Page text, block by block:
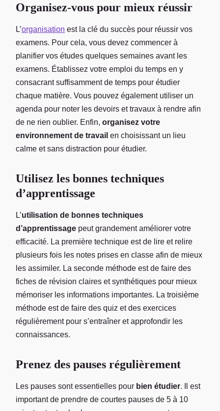
Organisez-vous pour mieux réussir
L’organisation est la clé du succès pour réussir vos
examens. Pour cela, vous devez commencer à
planifier vos études quelques semaines avant les
examens. Établissez votre emploi du temps en y
consacrant suffisamment de temps pour étudier
chaque matière. Vous pouvez également utiliser un
agenda pour noter les devoirs et travaux à rendre afin
de ne rien oublier. Enfin, organisez votre
environnement de travail en choisissant un lieu
calme et sans distraction pour étudier.
Utilisez les bonnes techniques
d’apprentissage
L’utilisation de bonnes techniques
d’apprentissage peut grandement améliorer votre
efficacité. La première technique est de lire et relire
plusieurs fois les notes prises en classe afin de mieux
les assimiler. La seconde méthode est de faire des
fiches de révision claires et synthétiques pour mieux
mémoriser les informations importantes. La troisième
méthode est de faire des quiz et des exercices
régulièrement pour s’entraîner et approfondir les
connaissances.
Prenez des pauses régulièrement
Les pauses sont essentielles pour bien étudier. Il est
important de prendre de courtes pauses de 5 à 10